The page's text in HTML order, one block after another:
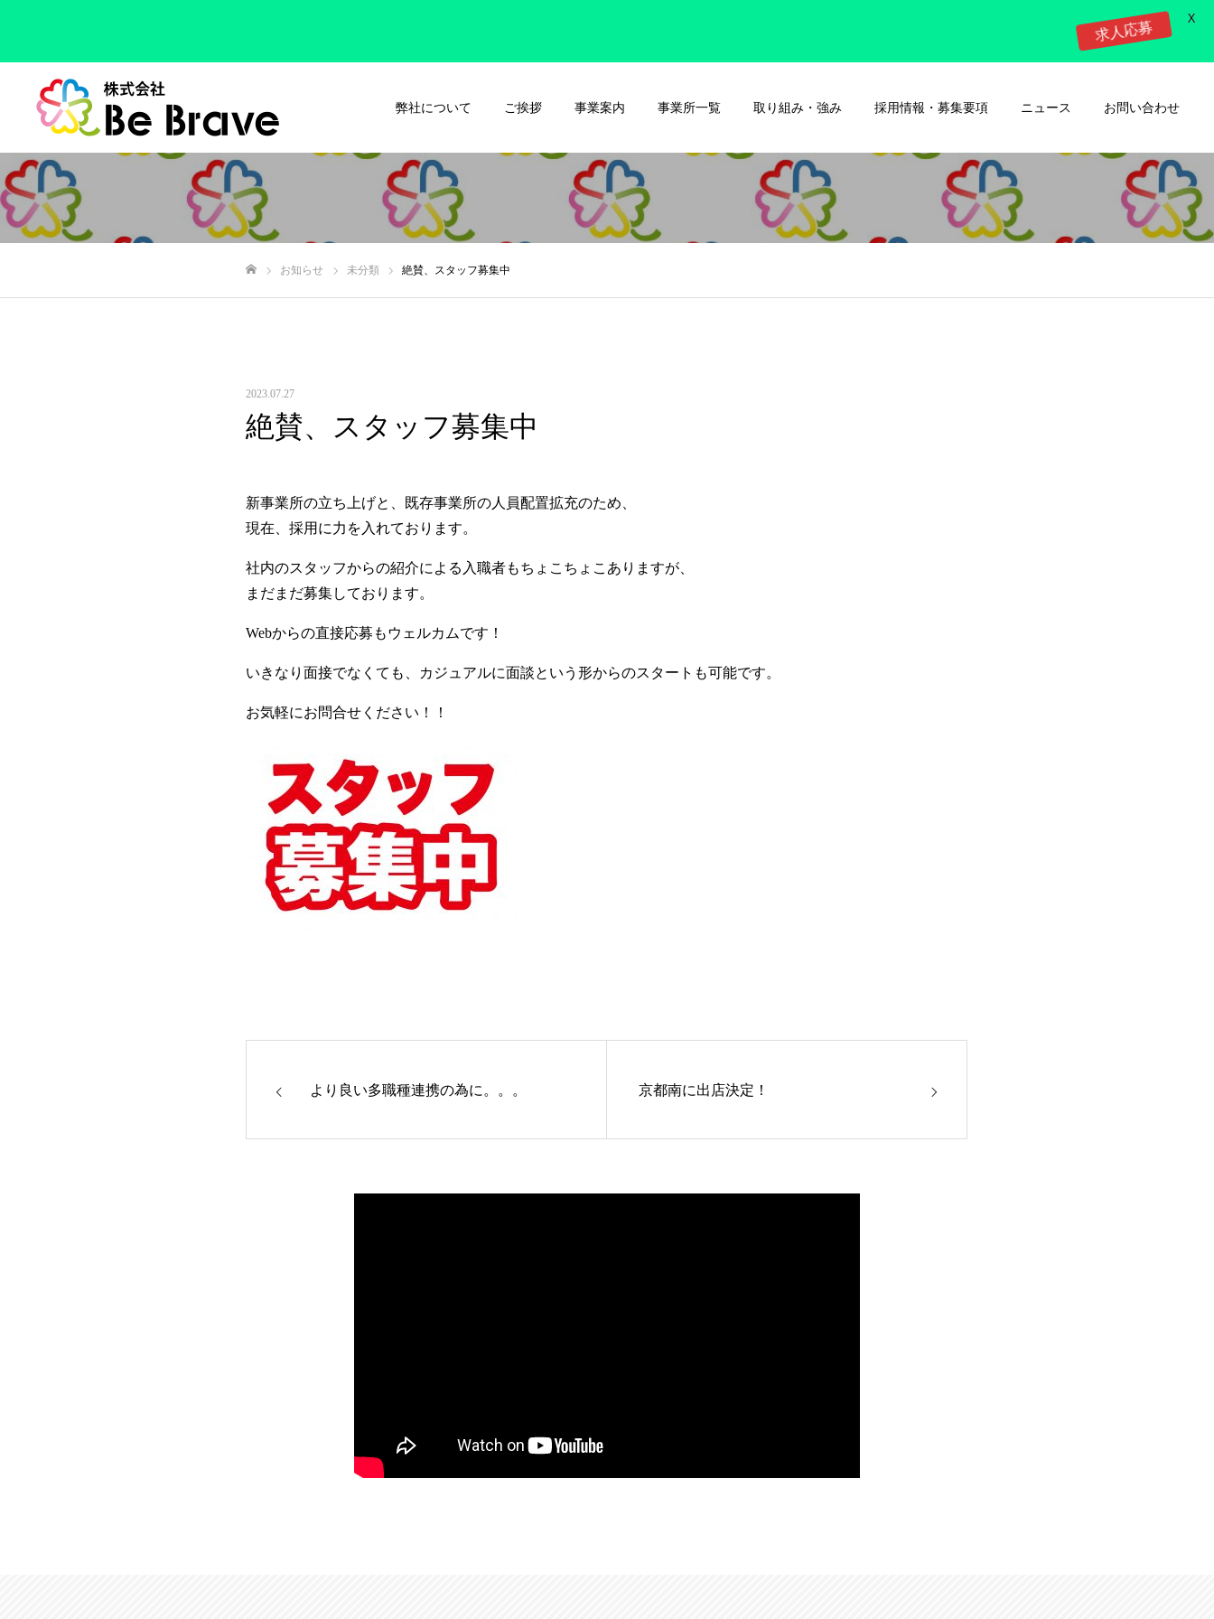
弊社について ご挨拶 事業案内 事業所一覧 取り組み・強み 採用情報・募集要項 ニュース お問い合わせ
お知らせ 未分類 絶賛、スタッフ募集中
2023.07.27
絶賛、スタッフ募集中
新事業所の立ち上げと、既存事業所の人員配置拡充のため、
現在、採用に力を入れております。
社内のスタッフからの紹介による入職者もちょこちょこありますが、
まだまだ募集しております。
Webからの直接応募もウェルカムです！
いきなり面接でなくても、カジュアルに面談という形からのスタートも可能です。
お気軽にお問合せください！！
より良い多職種連携の為に。。。 京都南に出店決定！
求人応募
X